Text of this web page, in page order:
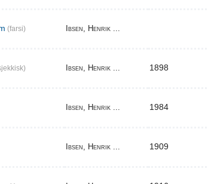
(farsi) Ibsen, Henrik ...
Ibsen, Henrik ... 1898
Ibsen, Henrik ... 1984
Ibsen, Henrik ... 1909